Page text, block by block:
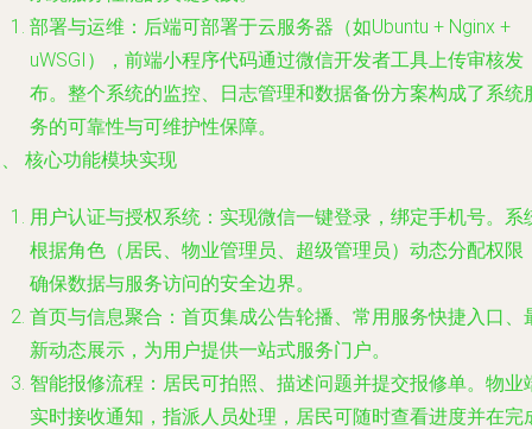
部署与运维 ：后端可部署于云服务器（如Ubuntu + Nginx +
uWSGI），前端小程序代码通过微信开发者工具上传审核发
布。整个系统的监控、日志管理和数据备份方案构成了系统
务的可靠性与可维护性保障。
核心功能模块实现
用户认证与授权系统 ：实现微信一键登录，绑定手机号。系
根据角色（居民、物业管理员、超级管理员）动态分配权限
确保数据与服务访问的安全边界。
首页与信息聚合 ：首页集成公告轮播、常用服务快捷入口、
新动态展示，为用户提供一站式服务门户。
智能报修流程 ：居民可拍照、描述问题并提交报修单。物业
实时接收通知，指派人员处理，居民可随时查看进度并在完